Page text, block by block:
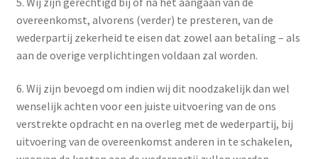
overeenkomst, alvorens (verder) te presteren, van de
wederpartij zekerheid te eisen dat zowel aan betaling – als
aan de overige verplichtingen voldaan zal worden.
6. Wij zijn bevoegd om indien wij dit noodzakelijk dan wel
wenselijk achten voor een juiste uitvoering van de ons
verstrekte opdracht en na overleg met de wederpartij, bij
uitvoering van de overeenkomst anderen in te schakelen,